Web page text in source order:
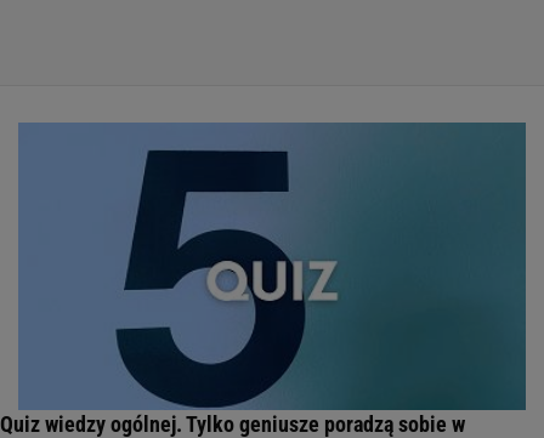
Quiz wiedzy ogólnej. Tylko geniusze poradzą sobie w